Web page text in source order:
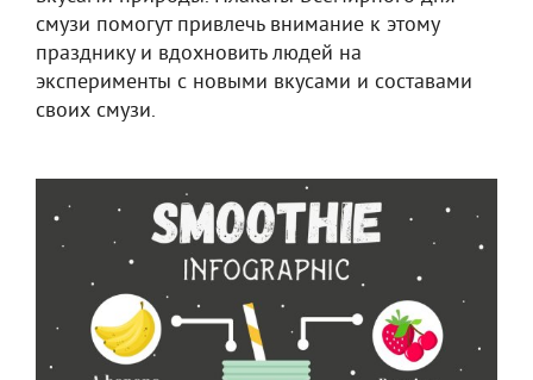
смузи помогут привлечь внимание к этому
празднику и вдохновить людей на
эксперименты с новыми вкусами и составами
своих смузи.